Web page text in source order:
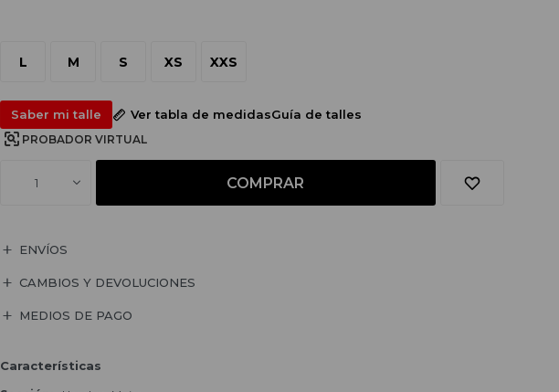
L M S XS XXS
Saber mi talle Ver tabla de medidasGuía de talles
PROBADOR VIRTUAL
1 COMPRAR
ENVÍOS
CAMBIOS Y DEVOLUCIONES
MEDIOS DE PAGO
Características